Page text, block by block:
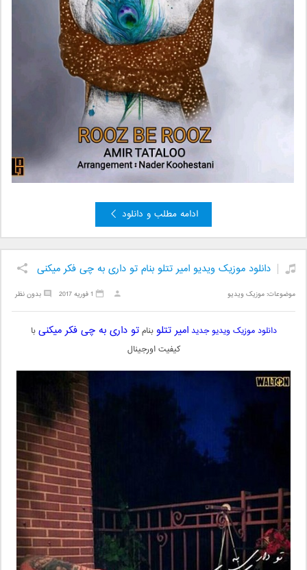
ادامه مطلب و دانلود
دانلود موزیک ویدیو امیر تتلو بنام تو داری به چی فکر میکنی
موضوعات:موزیک ویدیو بدون نظر 1 فوریه 2017
دانلود موزیک ویدیو جدید امیر تتلو بنامتو داری به چی فکر میکنیبا
کیفیت اورجینال